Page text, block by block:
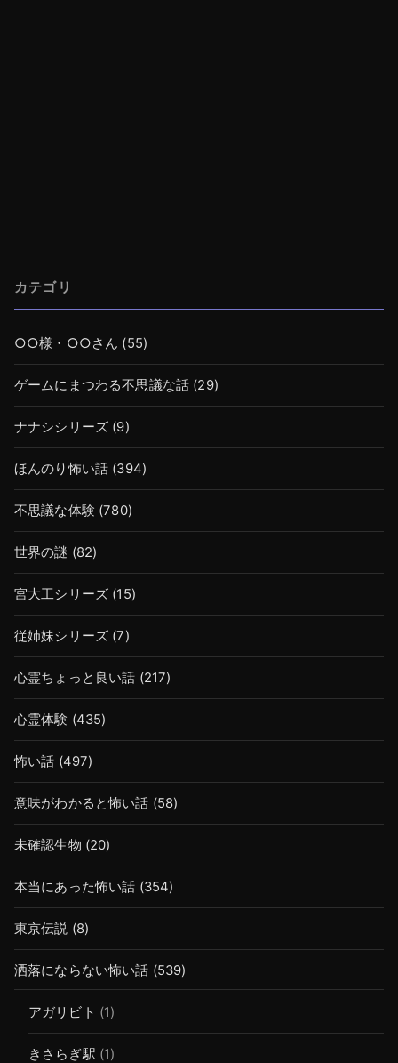
カテゴリ
○○様・○○さん (55)
ゲームにまつわる不思議な話 (29)
ナナシシリーズ (9)
ほんのり怖い話 (394)
不思議な体験 (780)
世界の謎 (82)
宮大工シリーズ (15)
従姉妹シリーズ (7)
心霊ちょっと良い話 (217)
心霊体験 (435)
怖い話 (497)
意味がわかると怖い話 (58)
未確認生物 (20)
本当にあった怖い話 (354)
東京伝説 (8)
洒落にならない怖い話 (539)
アガリビト (1)
きさらぎ駅 (1)